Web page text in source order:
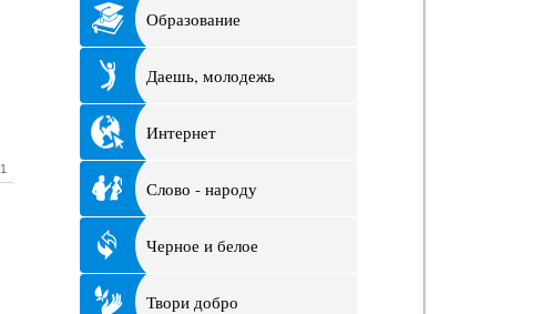
1
Образование
Даешь, молодежь
Интернет
Слово - народу
Черное и белое
Твори добро